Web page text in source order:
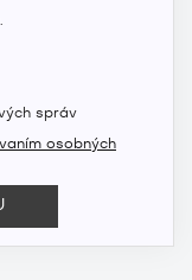
správ
osobných